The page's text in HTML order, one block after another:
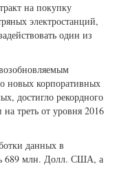
на покупку
электростанций,
один из
новых корпоративных
достигло рекордного
треть от уровня 2016
данных в
689 млн. Долл. США, а